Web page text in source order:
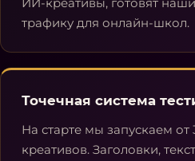
трафику для онлайн-школ.
Точечная система
На старте мы запускаем от
креативов. Заголовки,